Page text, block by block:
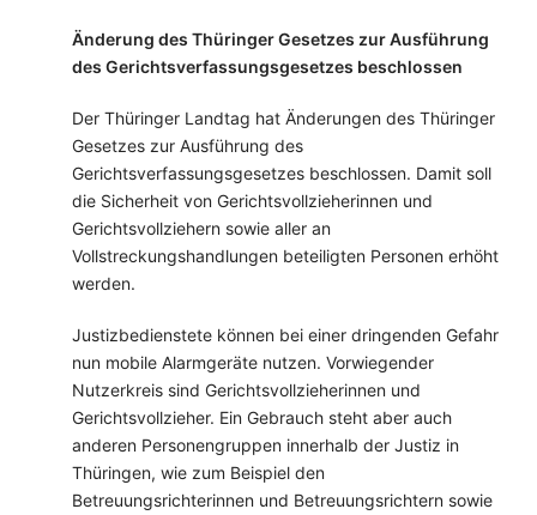
Änderung des Thüringer Gesetzes zur Ausführung
des Gerichtsverfassungsgesetzes beschlossen
Der Thüringer Landtag hat Änderungen des Thüringer
Gesetzes zur Ausführung des
Gerichtsverfassungsgesetzes beschlossen. Damit soll
die Sicherheit von Gerichtsvollzieherinnen und
Gerichtsvollziehern sowie aller an
Vollstreckungshandlungen beteiligten Personen erhöht
werden.
Justizbedienstete können bei einer dringenden Gefahr
nun mobile Alarmgeräte nutzen. Vorwiegender
Nutzerkreis sind Gerichtsvollzieherinnen und
Gerichtsvollzieher. Ein Gebrauch steht aber auch
anderen Personengruppen innerhalb der Justiz in
Thüringen, wie zum Beispiel den
Betreuungsrichterinnen und Betreuungsrichtern sowie